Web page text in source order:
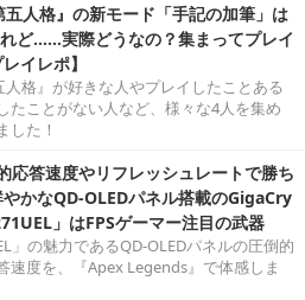
人格』の新モード「手記の加筆」は
ど……実際どうなの？集まってプレイ
イレポ】
人格』が好きな人やプレイしたことある
たことがない人など、様々な4人を集め
した！
応答速度やリフレッシュレートで勝ち
かなQD-OLEDパネル搭載のGigaCry
」はFPSゲーマー注目の武器
」の魅力であるQD-OLEDパネルの圧倒的
速度を、『Apex Legends』で体感しま